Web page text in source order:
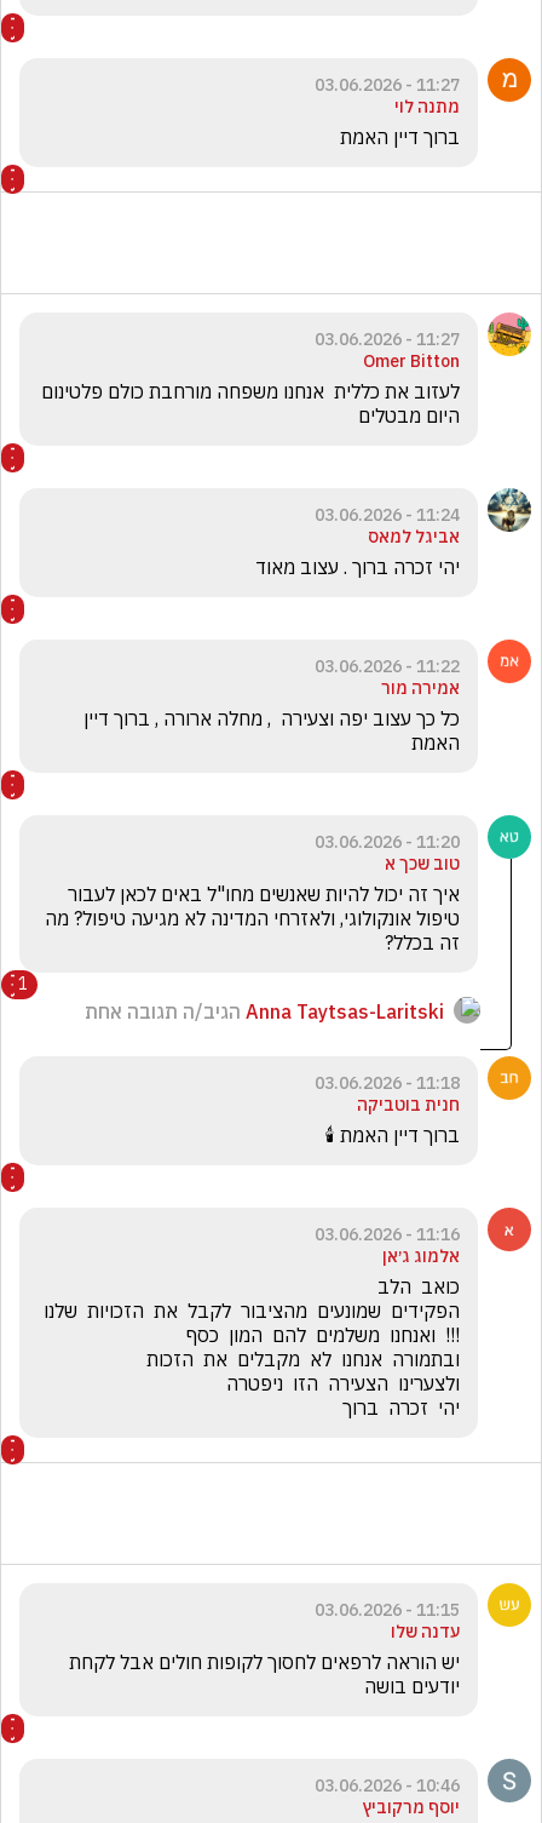
11:27 - 03.06.2026
מתנה לוי
ברוך דיין האמת
11:27 - 03.06.2026
Omer Bitton
היום מבטלים
11:24 - 03.06.2026
אביגל למאס
יהי זכרה ברוך . עצוב מאוד
11:22 - 03.06.2026
אמירה מור
האמת
11:20 - 03.06.2026
טוב שכך א
זה בכלל?
1
Anna Taytsas-Laritski הגיב/ה תגובה אחת
11:18 - 03.06.2026
חנית בוטביקה
ברוך דיין האמת 🕯️
11:16 - 03.06.2026
אלמוג ג׳אן
יהי  זכרה  ברוך
11:15 - 03.06.2026
עדנה שלו
יודעים בושה
10:46 - 03.06.2026
יוסף מרקוביץ